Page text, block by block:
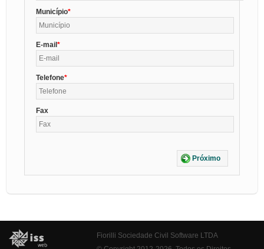
Município
E-mail
Telefone
Fax
Próximo
Fiorilli Sociedade Civil Software LTDA